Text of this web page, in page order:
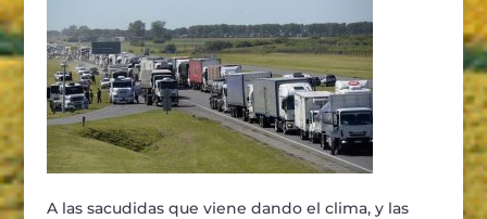
A las sacudidas que viene dando el clima, y las